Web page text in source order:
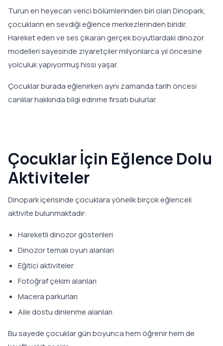
Turun en heyecan verici bölümlerinden biri olan Dinopark,
çocukların en sevdiği eğlence merkezlerinden biridir.
Hareket eden ve ses çıkaran gerçek boyutlardaki dinozor
modelleri sayesinde ziyaretçiler milyonlarca yıl öncesine
yolculuk yapıyormuş hissi yaşar.
Çocuklar burada eğlenirken aynı zamanda tarih öncesi
canlılar hakkında bilgi edinme fırsatı bulurlar.
Çocuklar İçin Eğlence Dolu
Aktiviteler
Dinopark içerisinde çocuklara yönelik birçok eğlenceli
aktivite bulunmaktadır:
Hareketli dinozor gösterileri
Dinozor temalı oyun alanları
Eğitici aktiviteler
Fotoğraf çekim alanları
Macera parkurları
Aile dostu dinlenme alanları
Bu sayede çocuklar gün boyunca hem öğrenir hem de